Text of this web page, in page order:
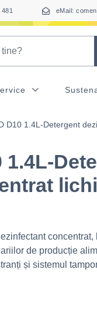
eMail:
D10 1.4L-Detergent
1.4L-
de producție
și sistemul